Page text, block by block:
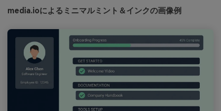
media.ioによるミニマルミント＆インクの画像例